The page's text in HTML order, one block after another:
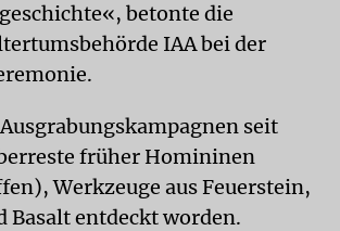
betonte die
IAA bei der
seit
früher Homininen
Werkzeuge aus Feuerstein,
Basalt entdeckt worden.